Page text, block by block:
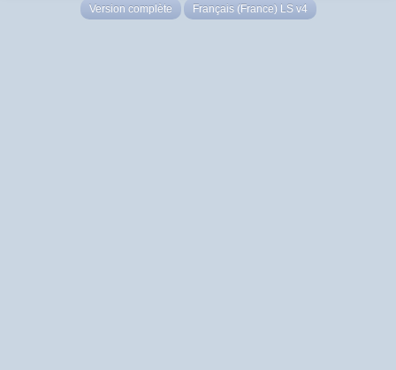
Version complète Français (France) LS v4